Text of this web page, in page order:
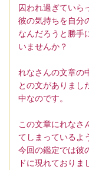
囚われ過ぎていら
彼の気持ちを自分
なんだろうと勝手
いませんか？
れなさんの文章の
との文がありまし
中なのです。
この文章にれなさ
てしまっているよ
今回の鑑定では彼
ドに現れておりま